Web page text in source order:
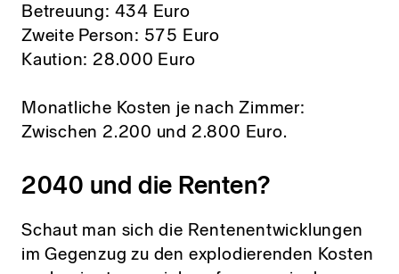
Betreuung: 434 Euro
Zweite Person: 575 Euro
Kaution: 28.000 Euro
Monatliche Kosten je nach Zimmer:
Zwischen 2.200 und 2.800 Euro.
2040 und die Renten?
Schaut man sich die Rentenentwicklungen
im Gegenzug zu den explodierenden Kosten